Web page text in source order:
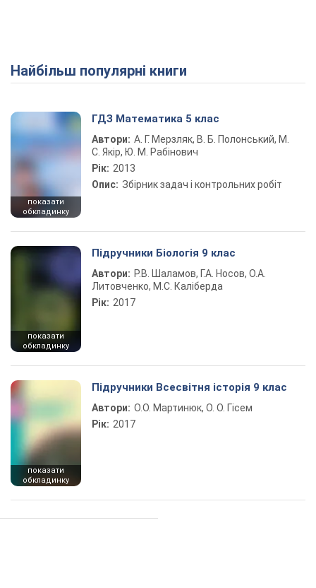
Play Video
Найбільш популярні книги
показати
обкладинку
ГДЗ Математика 5 клас
Автори: А. Г. Мерзляк, В. Б. Полонський, М.
С. Якір, Ю. М. Рабінович
Рік: 2013
Опис: Збірник задач і контрольних робіт
показати
обкладинку
Підручники Біологія 9 клас
Автори: Р.В. Шаламов, Г.А. Носов, О.А.
Литовченко, М.С. Каліберда
Рік: 2017
показати
обкладинку
Підручники Всесвітня історія 9 клас
Автори: О.О. Мартинюк, О. О. Гісем
Рік: 2017